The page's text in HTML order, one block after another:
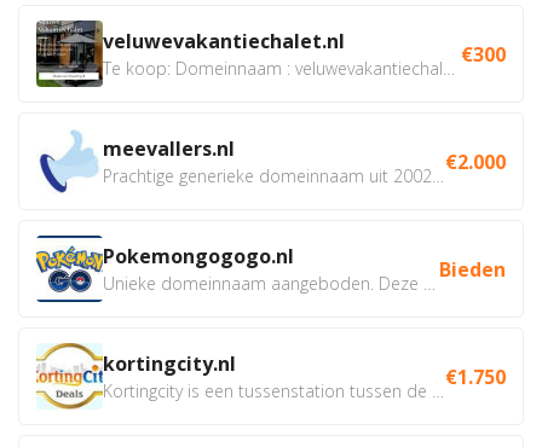
veluwevakantiechalet.nl €300
meevallers.nl €2.000
Pokemongogogo.nl Bieden
kortingcity.nl €1.750